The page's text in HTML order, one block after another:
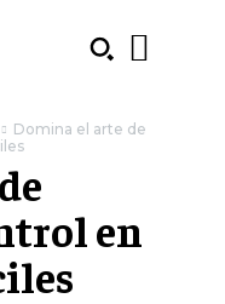
Domina el arte de
en